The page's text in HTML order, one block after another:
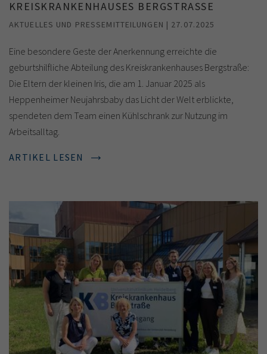
KREISKRANKENHAUSES BERGSTRASSE
AKTUELLES UND PRESSEMITTEILUNGEN | 27.07.2025
Eine besondere Geste der Anerkennung erreichte die
geburtshilfliche Abteilung des Kreiskrankenhauses Bergstraße:
Die Eltern der kleinen Iris, die am 1. Januar 2025 als
Heppenheimer Neujahrsbaby das Licht der Welt erblickte,
spendeten dem Team einen Kühlschrank zur Nutzung im
Arbeitsalltag.
ARTIKEL LESEN